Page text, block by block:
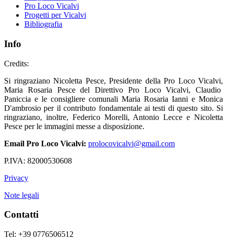
Pro Loco Vicalvi
Progetti per Vicalvi
Bibliografia
Info
Credits:
Si ringraziano Nicoletta Pesce, Presidente della Pro Loco Vicalvi,
Maria Rosaria Pesce del Direttivo Pro Loco Vicalvi, Claudio
Paniccia e le consigliere comunali Maria Rosaria Ianni e Monica
D'ambrosio per il contributo fondamentale ai testi di questo sito. Si
ringraziano, inoltre, Federico Morelli, Antonio Lecce e Nicoletta
Pesce per le immagini messe a disposizione.
Email Pro Loco Vicalvi: prolocovicalvi@gmail.com
P.IVA: 82000530608
Privacy
Note legali
Contatti
Tel: +39 0776506512